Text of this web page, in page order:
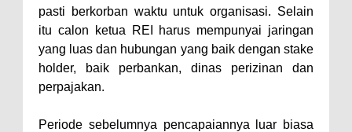
pasti berkorban waktu untuk organisasi. Selain
itu calon ketua REI harus mempunyai jaringan
yang luas dan hubungan yang baik dengan stake
holder, baik perbankan, dinas perizinan dan
perpajakan.
Periode sebelumnya pencapaiannya luar biasa